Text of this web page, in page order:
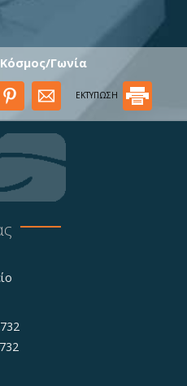
Γωνία
ΕΚΤΥΠΩΣΗ